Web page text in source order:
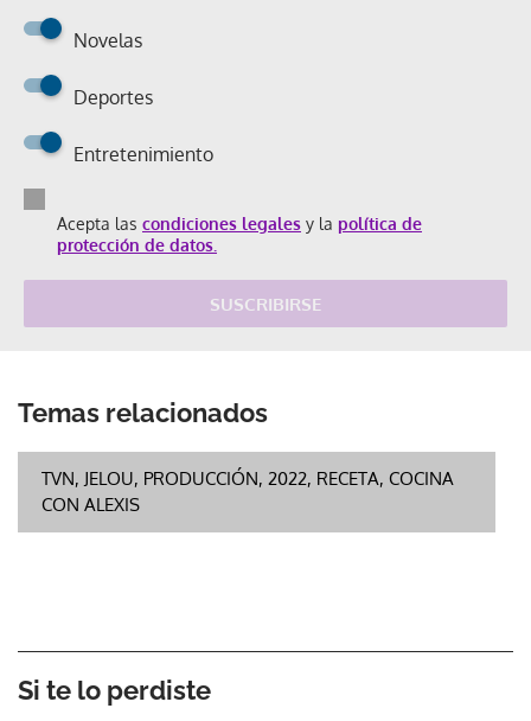
Novelas
Deportes
Entretenimiento
Acepta las condiciones legales y la política de
protección de datos.
SUSCRIBIRSE
Temas relacionados
TVN, JELOU, PRODUCCIÓN, 2022, RECETA, COCINA
CON ALEXIS
Si te lo perdiste